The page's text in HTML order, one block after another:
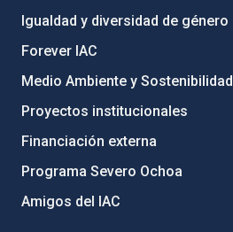
Igualdad y diversidad de género
Forever IAC
Medio Ambiente y Sostenibilidad
Proyectos institucionales
Financiación externa
Programa Severo Ochoa
Amigos del IAC